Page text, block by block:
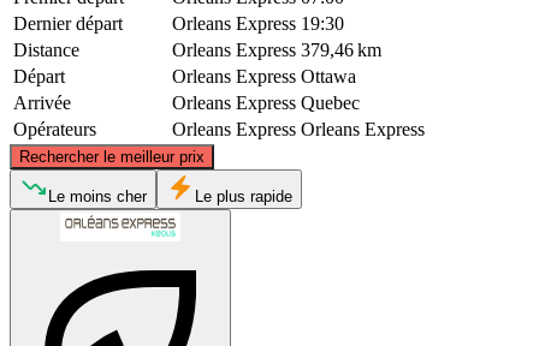
Dernier départ
Orleans Express 19:30
Distance
Orleans Express 379,46 km
Départ
Orleans Express Ottawa
Arrivée
Orleans Express Quebec
Opérateurs
Orleans Express Orleans Express
Rechercher le meilleur prix
©CARTO, ©OpenStreetMapcontributors
Le moins cher Le plus rapide